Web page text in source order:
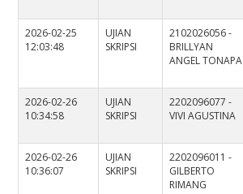
2026-02-25
12:03:48
UJIAN
SKRIPSI
2102026056 -
BRILLYAN
ANGEL TONAPA
2026-02-26
10:34:58
UJIAN
SKRIPSI
2202096077 -
VIVI AGUSTINA
2026-02-26
10:36:07
UJIAN
SKRIPSI
2202096011 -
GILBERTO
RIMANG